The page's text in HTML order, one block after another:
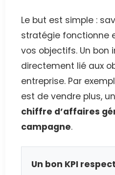
Le but est simple :
stratégie fonctionne
vos objectifs. Un
directement lié aux
entreprise. Par
est de vendre plus,
chiffre d’affaires
campagne.
Un bon KPI